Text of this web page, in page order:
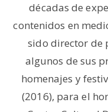
décadas de
contenidos en
sido director de
algunos de sus
homenajes y
(2016), para el